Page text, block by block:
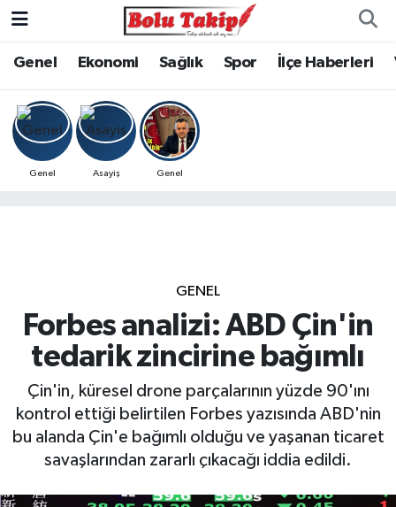
Genel Ekonomi Sağlık Spor İlçe Haberleri
Genel Asayiş Genel
GENEL
Forbes analizi: ABD Çin'in
tedarik zincirine bağımlı
Çin'in, küresel drone parçalarının yüzde 90'ını
kontrol ettiği belirtilen Forbes yazısında ABD'nin
bu alanda Çin'e bağımlı olduğu ve yaşanan ticaret
savaşlarından zararlı çıkacağı iddia edildi.